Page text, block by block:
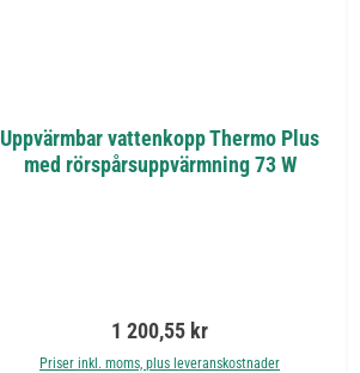
Uppvärmbar vattenkopp Thermo Plus
med rörspårsuppvärmning 73 W
Ordinarie pris:
1 200,55 kr
Priser inkl. moms, plus leveranskostnader